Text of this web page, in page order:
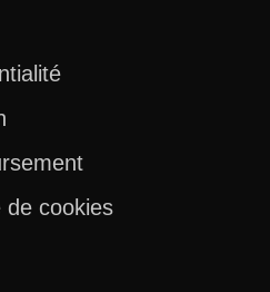
de cookies